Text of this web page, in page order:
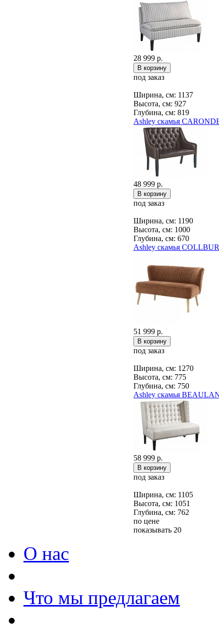
28 999 р.
под заказ
Ширина, см: 1137
Высота, см: 927
Глубина, см: 819
Ashley скамья
48 999 р.
под заказ
Ширина, см: 1190
Высота, см: 1000
Глубина, см: 670
Ashley скамья
51 999 р.
под заказ
Ширина, см: 1270
Высота, см: 775
Глубина, см: 750
Ashley скамья
58 999 р.
под заказ
Ширина, см: 1105
Высота, см: 1051
Глубина, см: 762
по цене
показывать 20
О нас
Что мы предлагаем